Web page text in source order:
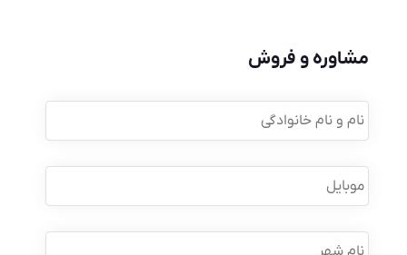
مشاوره و فروش
نام
و
نام
موبایل *
نام
شهر